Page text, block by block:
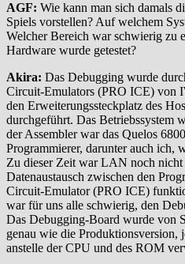
AGF: Wie kann man sich damals
Spiels vorstellen? Auf welchem
Welcher Bereich war schwierig zu
Hardware wurde getestet?
Akira: Das Debugging wurde
Circuit-Emulators (PRO ICE)
den Erweiterungssteckplatz des
durchgeführt. Das Betriebssystem
der Assembler war das Quelos
Programmierer, darunter auch ich,
Zu dieser Zeit war LAN noch nicht
Datenaustausch zwischen den
Circuit-Emulator (PRO ICE)
war für uns alle schwierig, den
Das Debugging-Board wurde
genau wie die Produktionsversion,
anstelle der CPU und des ROM